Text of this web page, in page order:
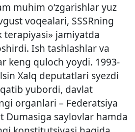
muhim o‘zgarishlar yuz
voqealari, SSSRning
terapiyasi» jamiyatda
Ish tashlashlar va
keng quloch yoydi. 1993-
Xalq deputatlari syezdi
yubordi, davlat
organlari – Federatsiya
Dumasiga saylovlar hamda